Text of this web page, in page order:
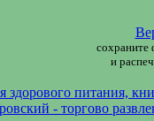
сохраните
и
здорового питания,
- торгово